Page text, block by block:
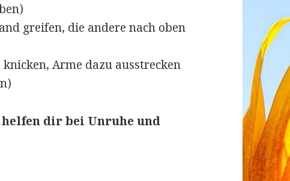
greifen, die andere nach oben
Arme dazu ausstrecken
helfen dir bei Unruhe und